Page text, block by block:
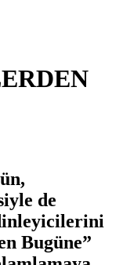
de
Bugüne”